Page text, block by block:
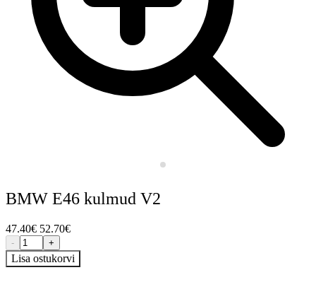
BMW E46 kulmud V2
47.40€ 52.70€
- +
Lisa ostukorvi